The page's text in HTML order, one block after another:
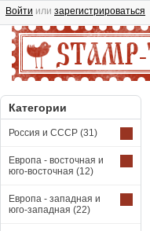
Войти или зарегистрироваться
Категории
Россия и СССР (31)
Европа - восточная и
юго-восточная (12)
Европа - западная и
юго-западная (22)